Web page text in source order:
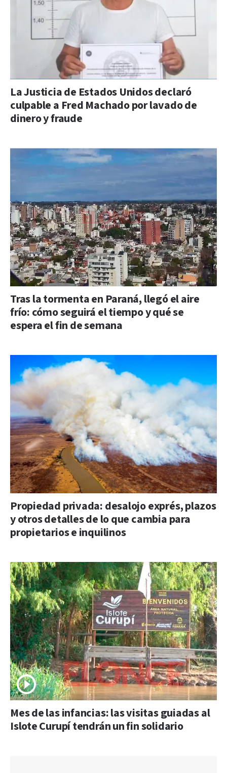
La Justicia de Estados Unidos declaró
culpable a Fred Machado por lavado de
dinero y fraude
Tras la tormenta en Paraná, llegó el aire
frío: cómo seguirá el tiempo y qué se
espera el fin de semana
Propiedad privada: desalojo exprés, plazos
y otros detalles de lo que cambia para
propietarios e inquilinos
Mes de las infancias: las visitas guiadas al
Islote Curupí tendrán un fin solidario